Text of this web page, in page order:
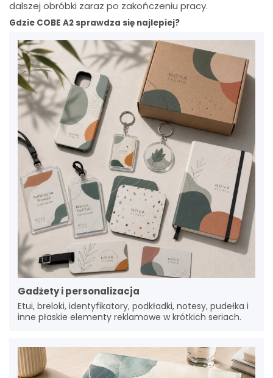
dalszej obróbki zaraz po zakończeniu pracy.
Gdzie COBE A2 sprawdza się najlepiej?
Gadżety i personalizacja
Etui, breloki, identyfikatory, podkładki, notesy, pudełka i
inne płaskie elementy reklamowe w krótkich seriach.